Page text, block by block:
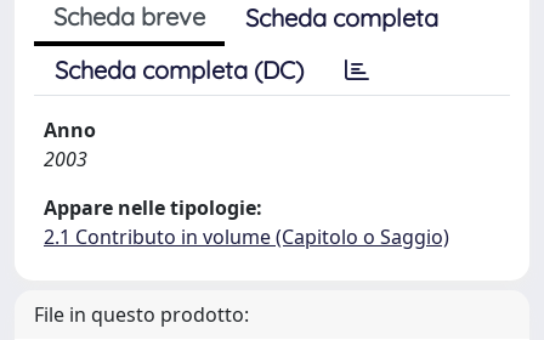
Scheda breve
Scheda completa
Scheda completa (DC)
Anno
2003
Appare nelle tipologie:
2.1 Contributo in volume (Capitolo o Saggio)
File in questo prodotto: